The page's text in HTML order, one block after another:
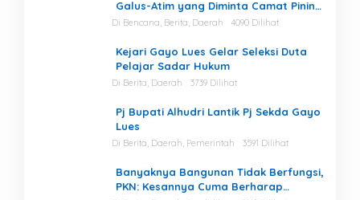
Galus-Atim yang Diminta Camat Pining
Dilakukan Perawatan
Di Bencana, Berita, Daerah 4090 Dilihat
Kejari Gayo Lues Gelar Seleksi Duta
Pelajar Sadar Hukum
Di Berita, Daerah 3739 Dilihat
Pj Bupati Alhudri Lantik Pj Sekda Gayo
Lues
Di Berita, Daerah, Pemerintah 3591 Dilihat
Banyaknya Bangunan Tidak Berfungsi,
PKN: Kesannya Cuma Berharap